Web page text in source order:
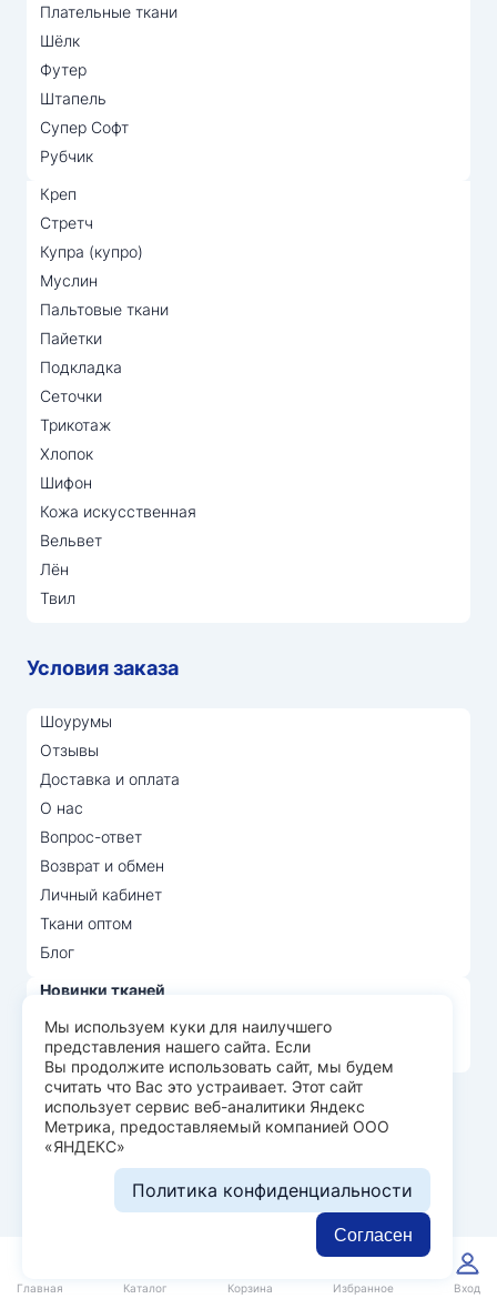
Главная Каталог Корзина Избранное Вход
Плательные ткани
Шёлк
Футер
Штапель
Супер Софт
Рубчик
Креп
Стретч
Купра (купро)
Муслин
Пальтовые ткани
Пайетки
Подкладка
Сеточки
Трикотаж
Хлопок
Шифон
Кожа искусственная
Вельвет
Лён
Твил
Условия заказа
Шоурумы
Отзывы
Доставка и оплата
О нас
Вопрос-ответ
Возврат и обмен
Личный кабинет
Ткани оптом
Блог
Новинки тканей
Распродажа тканей
Лидеры продаж
© Арт Текс — продажа тканей оптом, 2026
Пользовательское соглашение
Политика конфиденциальности
Разработка сайта —
Мы используем куки для наилучшего
представления нашего сайта. Если
Вы продолжите использовать сайт, мы будем
считать что Вас это устраивает. Этот сайт
использует сервис веб-аналитики Яндекс
Метрика, предоставляемый компанией ООО
«ЯНДЕКС»
Политика конфиденциальности
Согласен